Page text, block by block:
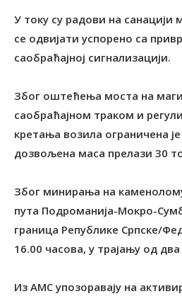
У току су радови на санацији
се одвијати успорено са
саобраћајној сигнализацији.
Због оштећења моста на
саобраћајном траком и
кретања возила ограничена
дозвољена маса прелази 30
Због минирања на
пута Подроманија-Мокро-
граница Републике Српске/
16.00 часова, у трајању од
Из АМС упозоравају на